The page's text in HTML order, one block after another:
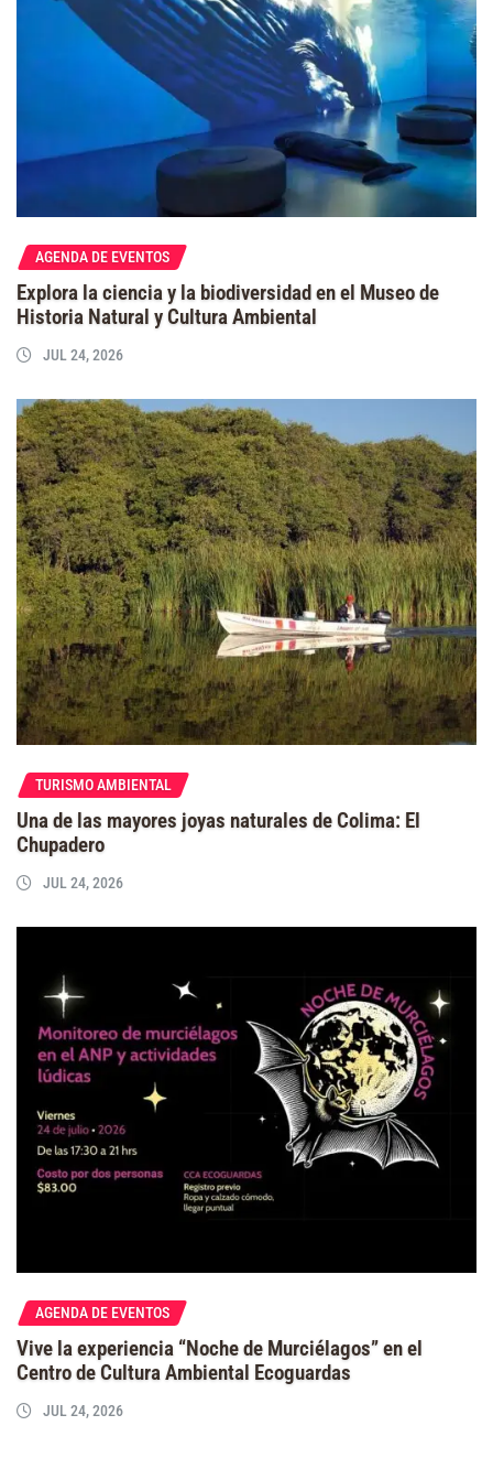
AGENDA DE EVENTOS
Explora la ciencia y la biodiversidad en el Museo de
Historia Natural y Cultura Ambiental
JUL 24, 2026
TURISMO AMBIENTAL
Una de las mayores joyas naturales de Colima: El
Chupadero
JUL 24, 2026
AGENDA DE EVENTOS
Vive la experiencia “Noche de Murciélagos” en el
Centro de Cultura Ambiental Ecoguardas
JUL 24, 2026